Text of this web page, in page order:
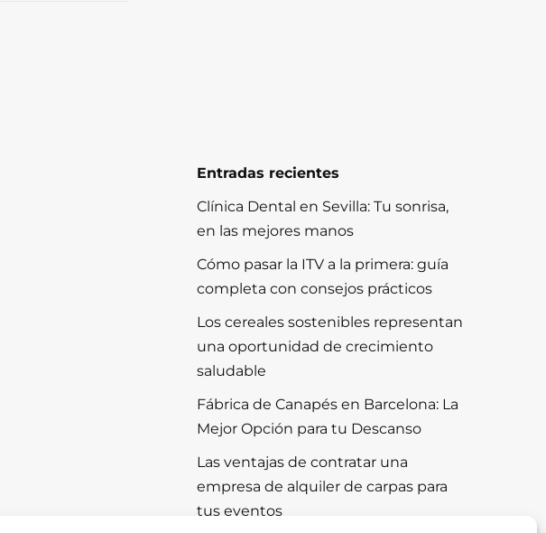
Entradas recientes
Clínica Dental en Sevilla: Tu sonrisa,
en las mejores manos
Cómo pasar la ITV a la primera: guía
completa con consejos prácticos
Los cereales sostenibles representan
una oportunidad de crecimiento
saludable
Fábrica de Canapés en Barcelona: La
Mejor Opción para tu Descanso
Las ventajas de contratar una
empresa de alquiler de carpas para
tus eventos